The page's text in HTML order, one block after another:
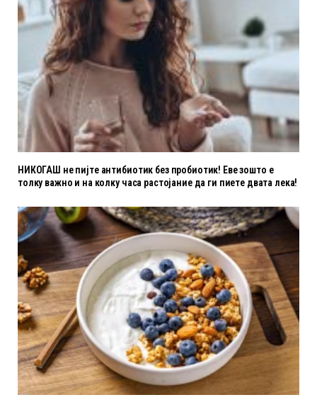
НИКОГАШ не пијте антибиотик без пробиотик! Еве зошто е
толку важно и на колку часа растојание да ги пиете двата лека!